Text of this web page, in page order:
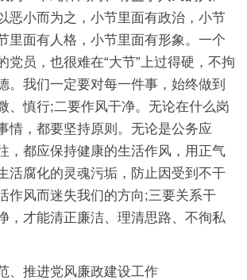
恶小而为之，小节里面有政治，小节
里面有人格，小节里面有形象。一个
党员，也很难在“大节”上过得硬，不拘
。我们一定要对每一件事，始终做到
、慎行;二要作风干净。无论在什么岗
情，都要坚持原则。无论是公务应
，都应保持健康的生活作风，用正气
活腐化的灵魂污垢，防止因受到不干
作风而迷失我们的方向;三要关系干
，才能清正廉洁、理清思路、不徇私
、推进党风廉政建设工作